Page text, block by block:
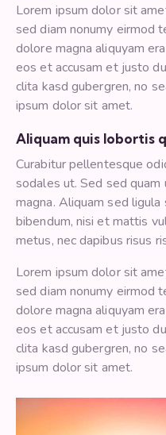
Lorem ipsum dolor sit
sed diam nonumy eirmod
dolore magna aliquyam
eos et accusam et justo
clita kasd gubergren, no
ipsum dolor sit amet.
Aliquam quis lobortis
Curabitur pellentesque
sodales ut. Sed sed
magna. Aliquam sed
bibendum, nisi et mattis
metus, nec dapibus risus
Lorem ipsum dolor sit
sed diam nonumy eirmod
dolore magna aliquyam
eos et accusam et justo
clita kasd gubergren, no
ipsum dolor sit amet.